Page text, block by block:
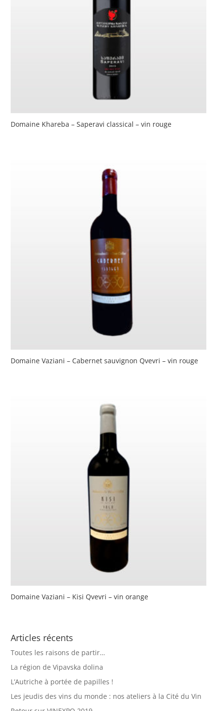
Domaine Khareba – Saperavi classical – vin rouge
Domaine Vaziani – Cabernet sauvignon Qvevri – vin rouge
Domaine Vaziani – Kisi Qvevri – vin orange
Articles récents
Toutes les raisons de partir…
La région de Vipavska dolina
L’Autriche à portée de papilles !
Les jeudis des vins du monde : nos ateliers à la Cité du Vin